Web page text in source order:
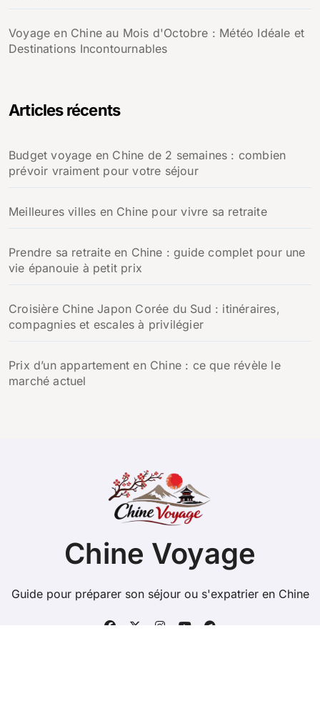
Voyage en Chine au Mois d'Octobre : Météo Idéale et
Destinations Incontournables
Articles récents
Budget voyage en Chine de 2 semaines : combien
prévoir vraiment pour votre séjour
Meilleures villes en Chine pour vivre sa retraite
Prendre sa retraite en Chine : guide complet pour une
vie épanouie à petit prix
Croisière Chine Japon Corée du Sud : itinéraires,
compagnies et escales à privilégier
Prix d’un appartement en Chine : ce que révèle le
marché actuel
Chine Voyage
Guide pour préparer son séjour ou s'expatrier en Chine